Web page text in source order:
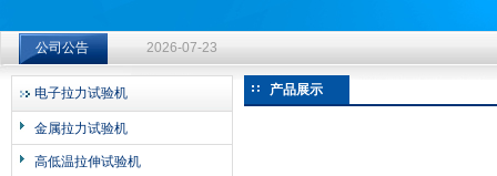
公司公告 2026-07-23
钻杆扭转试验台选型指南：从额定扭矩到加载频率的工况适配
2026-07-23
钻杆扭转试验台选型指南：从额定扭矩到加载频率的工况适配
电子拉力试验机
金属拉力试验机
高低温拉伸试验机
产品展示